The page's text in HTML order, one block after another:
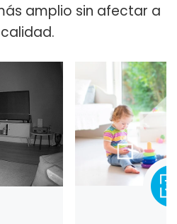
amplio sin afectar a